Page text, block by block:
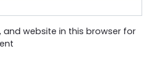
and website in this browser for